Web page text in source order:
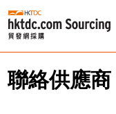
聯絡供應商